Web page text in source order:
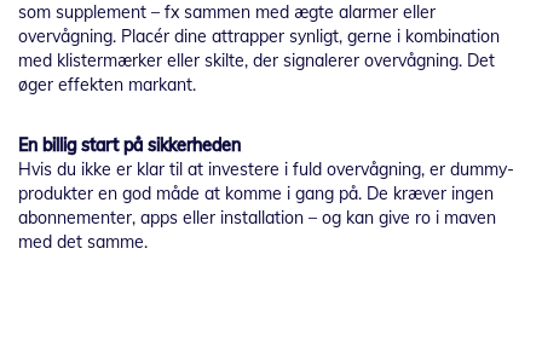
som supplement – fx sammen med ægte alarmer eller
overvågning. Placér dine attrapper synligt, gerne i kombination
med klistermærker eller skilte, der signalerer overvågning. Det
øger effekten markant.
En billig start på sikkerheden
Hvis du ikke er klar til at investere i fuld overvågning, er dummy-
produkter en god måde at komme i gang på. De kræver ingen
abonnementer, apps eller installation – og kan give ro i maven
med det samme.